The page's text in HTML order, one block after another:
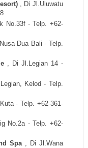
, Di Jl.Uluwatu
No.33f - Telp. +62-
Dua Bali - Telp.
, Di Jl.Legian 14 -
Kelod - Telp.
- Telp. +62-361-
No.2a - Telp. +62-
Spa , Di Jl.Wana